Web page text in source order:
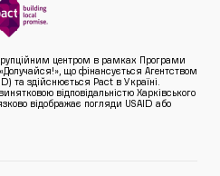
центром в рамках Програми
що фінансується Агентством
та здійснюється Pact в Україні.
відповідальністю Харківського
відображає погляди USAID або